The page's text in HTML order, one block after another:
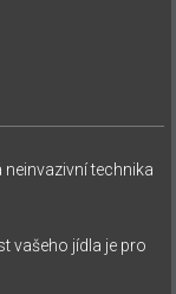
neinvazivní technika
vašeho jídla je pro